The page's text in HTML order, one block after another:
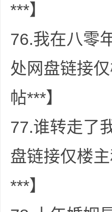
***】
76.我在八零
处网盘链接
帖***】
77.谁转走了
盘链接仅楼
***】